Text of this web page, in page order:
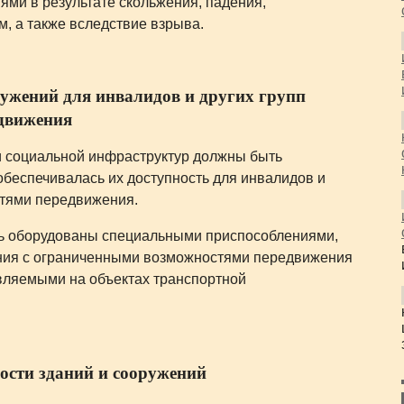
а также вследствие взрыва.
для инвалидов и других групп
инфраструктур должны быть
их доступность для инвалидов и
передвижения.
специальными приспособлениями,
с ограниченными возможностями передвижения
на объектах транспортной
зданий и сооружений